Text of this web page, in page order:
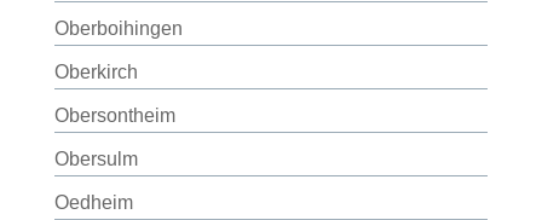
Oberboihingen
Oberkirch
Obersontheim
Obersulm
Oedheim